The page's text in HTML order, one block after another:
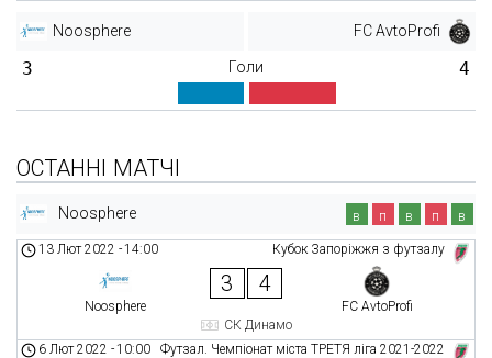
Noosphere FC AvtoProfi
3 Голи 4
ОСТАННІ МАТЧІ
Noosphere в п в п в
Кубок Запоріжжя з футзалу
13 Лют 2022 -14:00
Noosphere
3 4
FC AvtoProfi
СК Динамо
Футзал. Чемпіонат міста ТРЕТЯ ліга 2021-2022
6 Лют 2022 -10:00